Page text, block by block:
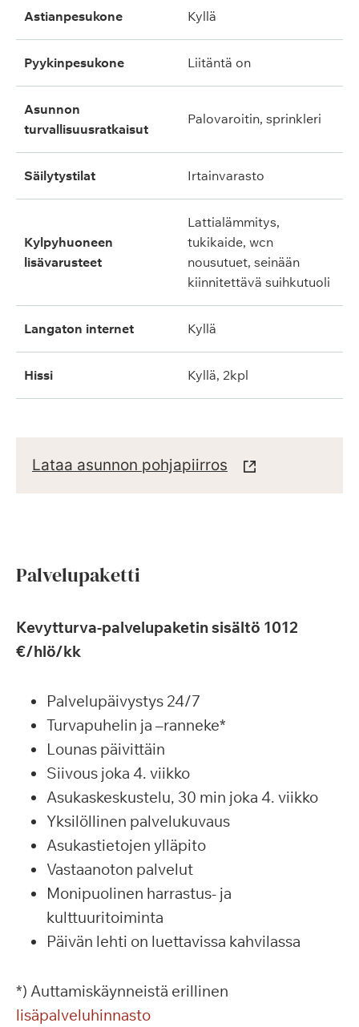
astianpesukone kyllä
pyykinpesukone liitäntä on
asunnon
turvallisuusratkaisut
palovaroitin, sprinkleri
säilytystilat irtainvarasto
kylpyhuoneen
lisävarusteet
lattialämmitys,
tukikaide, wcn
nousutuet, seinään
kiinnitettävä suihkutuoli
langaton internet kyllä
hissi kyllä, 2kpl
Lataa asunnon pohjapiirros
Palvelupaketti
Kevytturva-palvelupaketin sisältö 1012
€/hlö/kk
Palvelupäivystys 24/7
Turvapuhelin ja –ranneke*
Lounas päivittäin
Siivous joka 4. viikko
Asukaskeskustelu, 30 min joka 4. viikko
Yksilöllinen palvelukuvaus
Asukastietojen ylläpito
Vastaanoton palvelut
Monipuolinen harrastus- ja
kulttuuritoiminta
Päivän lehti on luettavissa kahvilassa
*) Auttamiskäynneistä erillinen
lisäpalveluhinnasto